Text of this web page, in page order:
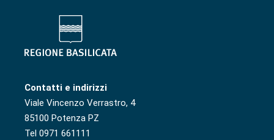
Contatti e indirizzi
Viale Vincenzo Verrastro, 4
85100 Potenza PZ
Tel 0971 661111